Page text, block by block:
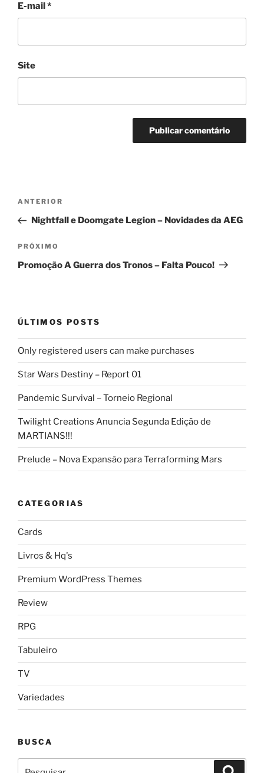
E-mail*
Site
Navegação
Post
Post
anterior
ANTERIOR
Nightfall e Doomgate Legion – Novidades da AEG
Próximo
post
PRÓXIMO
Promoção A Guerra dos Tronos – Falta Pouco!
ÚLTIMOS POSTS
Only registered users can make purchases
Star Wars Destiny – Report 01
Pandemic Survival – Torneio Regional
Twilight Creations Anuncia Segunda Edição de
MARTIANS!!!
Prelude – Nova Expansão para Terraforming Mars
CATEGORIAS
Cards
Livros & Hq's
Premium WordPress Themes
Review
RPG
Tabuleiro
TV
Variedades
BUSCA